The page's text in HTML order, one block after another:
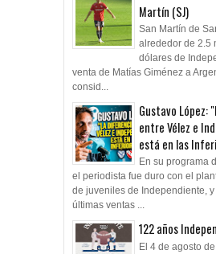
Martín (SJ)
San Martín de
alrededor de 2.5
dólares de
venta de Matías Giménez a
consid...
Gustavo López:
entre Vélez e
está en las
En su programa
el periodista fue duro con el
de juveniles de Independiente,
últimas ventas ...
122 años
El 4 de agosto